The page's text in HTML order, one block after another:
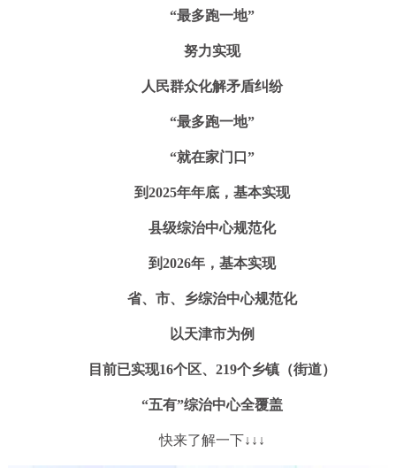
“最多跑一地”
努力实现
人民群众化解矛盾纠纷
“最多跑一地”
“就在家门口”
到2025年年底，基本实现
县级综治中心规范化
到2026年，基本实现
省、市、乡综治中心规范化
以天津市为例
目前已实现16个区、219个乡镇（街道）
“五有”综治中心全覆盖
快来了解一下↓↓↓